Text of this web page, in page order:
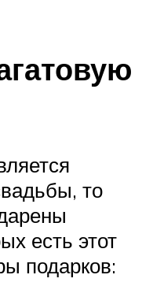
то
есть этот
подарков: